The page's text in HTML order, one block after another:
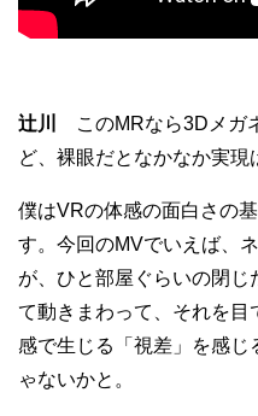
辻川
このMRなら3Dメガ
ど、裸眼だとなかなか実現
僕はVRの体感の面白さの
す。今回のMVでいえば、
が、ひと部屋ぐらいの閉じ
て動きまわって、それを
感で生じる「視差」を感じ
ゃないかと。